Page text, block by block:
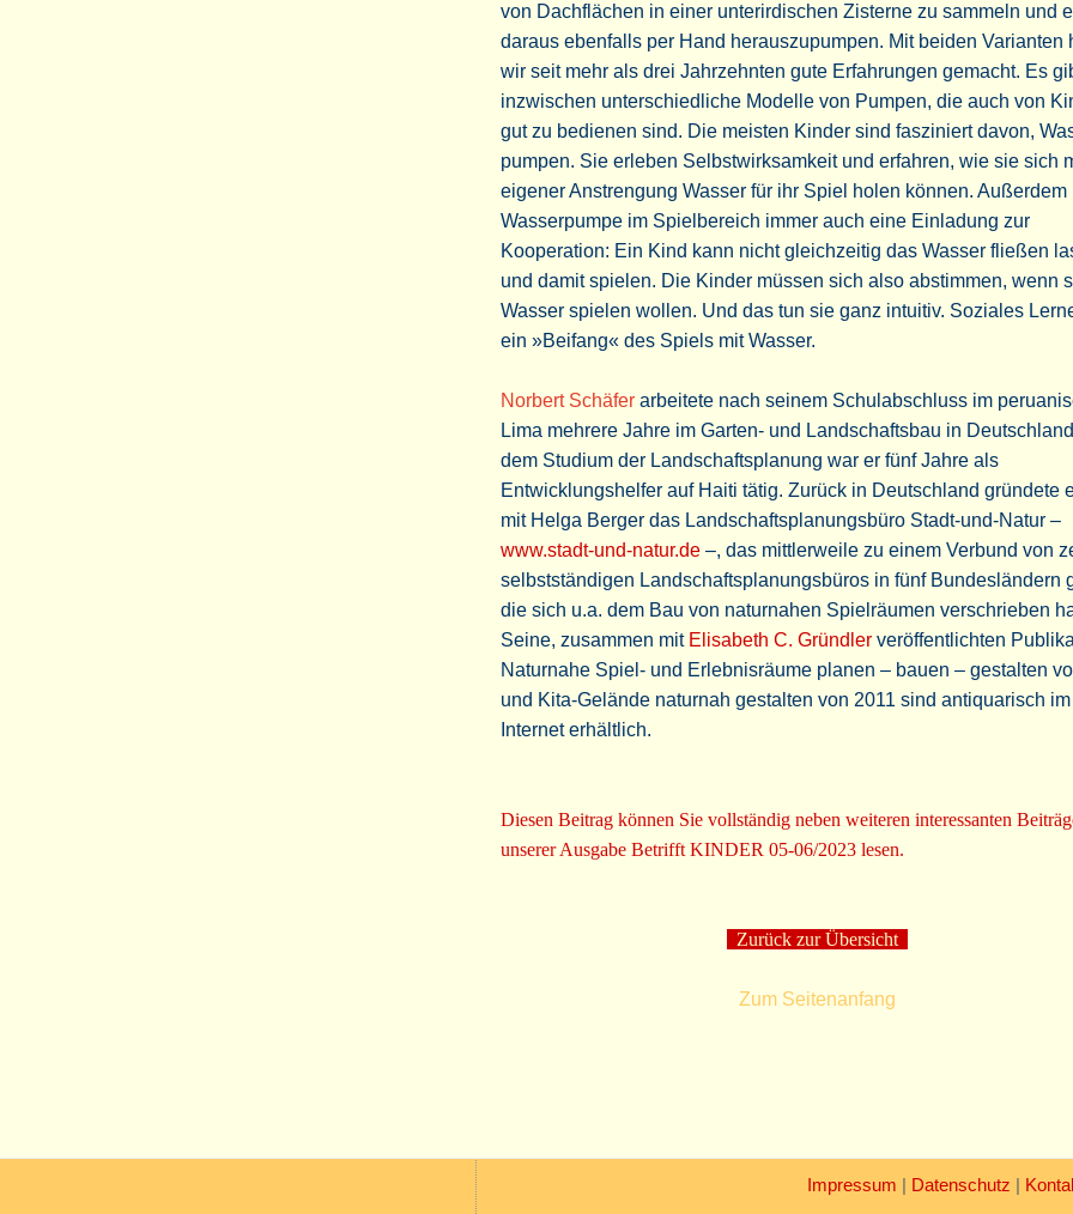
von Dachflächen in einer unterirdischen Zisterne zu sammeln und
daraus ebenfalls per Hand herauszupumpen. Mit beiden Varianten
wir seit mehr als drei Jahrzehnten gute Erfahrungen gemacht. Es
inzwischen unterschiedliche Modelle von Pumpen, die auch von
gut zu bedienen sind. Die meisten Kinder sind fasziniert davon,
pumpen. Sie erleben Selbstwirksamkeit und erfahren, wie sie sich
eigener Anstrengung Wasser für ihr Spiel holen können. Außerdem
Wasserpumpe im Spielbereich immer auch eine Einladung zur
Kooperation: Ein Kind kann nicht gleichzeitig das Wasser fließen
und damit spielen. Die Kinder müssen sich also abstimmen, wenn
Wasser spielen wollen. Und das tun sie ganz intuitiv. Soziales
ein »Beifang« des Spiels mit Wasser.
Norbert Schäfer arbeitete nach seinem Schulabschluss im
Lima mehrere Jahre im Garten- und Landschaftsbau in
dem Studium der Landschaftsplanung war er fünf Jahre als
Entwicklungshelfer auf Haiti tätig. Zurück in Deutschland gründete
mit Helga Berger das Landschaftsplanungsbüro Stadt-und-Natur –
www.stadt-und-natur.de –, das mittlerweile zu einem Verbund von
selbstständigen Landschaftsplanungsbüros in fünf Bundesländern
die sich u.a. dem Bau von naturnahen Spielräumen verschrieben
Seine, zusammen mit Elisabeth C. Gründler veröffentlichten
Naturnahe Spiel- und Erlebnisräume planen – bauen – gestalten
und Kita-Gelände naturnah gestalten von 2011 sind antiquarisch im
Internet erhältlich.
Diesen Beitrag können Sie vollständig neben weiteren interessanten
unserer Ausgabe Betrifft KINDER 05-06/2023 lesen.
Zurück zur Übersicht
Zum Seitenanfang
Impressum Datenschutz